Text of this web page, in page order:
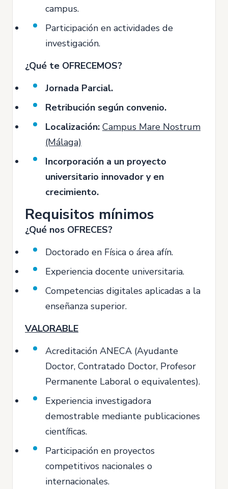
campus.
Participación en actividades de
investigación.
¿Qué te OFRECEMOS?
Jornada Parcial.
Retribución según convenio.
Localización: Campus Mare Nostrum
(Málaga)
Incorporación a un proyecto
universitario innovador y en
crecimiento.
Requisitos mínimos
¿Qué nos OFRECES?
Doctorado en Física o área afín.
Experiencia docente universitaria.
Competencias digitales aplicadas a la
enseñanza superior.
VALORABLE
Acreditación ANECA (Ayudante
Doctor, Contratado Doctor, Profesor
Permanente Laboral o equivalentes).
Experiencia investigadora
demostrable mediante publicaciones
científicas.
Participación en proyectos
competitivos nacionales o
internacionales.